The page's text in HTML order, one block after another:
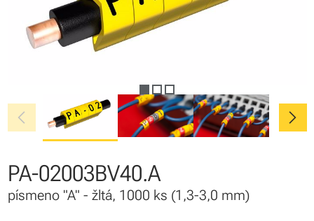
chevron_left chevron_right
PA-02003BV40.A
písmeno "A" - žltá, 1000 ks (1,3-3,0 mm)